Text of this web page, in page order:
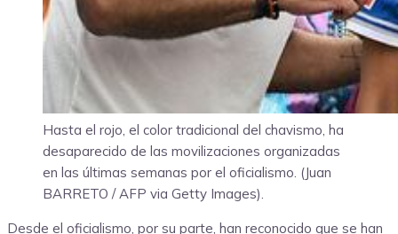
Hasta el rojo, el color tradicional del chavismo, ha
desaparecido de las movilizaciones organizadas
en las últimas semanas por el oficialismo. (Juan
BARRETO / AFP via Getty Images).
Desde el oficialismo, por su parte, han reconocido que se han